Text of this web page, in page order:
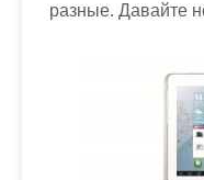
разные. Давайте